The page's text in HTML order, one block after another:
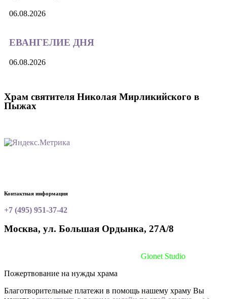
06.08.2026
ЕВАНГЕЛИЕ ДНЯ
06.08.2026
Храм святителя Николая Мирликийского в
Пыжах
Контактная информация
+7 (495) 951-37-42
Москва, ул. Большая Ордынка, 27А/8
Gionet Studio
Пожертвование на нужды храма
Благотворительные платежи в помощь нашему храму Вы